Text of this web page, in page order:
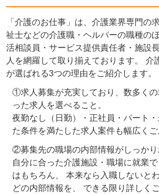
「介護のお仕事」は、介護業界専門の
祉士などの介護職・ヘルパーの職種の
活相談員・サービス提供責任者・施設
人を網羅して取り揃えております。 介
が選ばれる3つの理由をご紹介します。
①求人募集が充実しており、数多く
った求人を選べること。
夜勤なし（日勤）・正社員・パート
た条件を満たした求人案件も幅広くご
②募集先の職場の内部情報がしっかり
自分に合った介護施設・職場に就業
はもちろん、 本来なら入職しないと
どの内部情報を、 できる限り詳しく